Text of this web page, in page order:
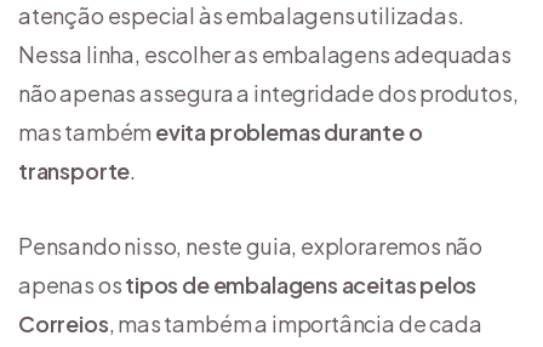
atenção especial às embalagens utilizadas.
Nessa linha, escolher as embalagens adequadas
não apenas assegura a integridade dos produtos,
mas também evita problemas durante o
transporte.
Pensando nisso, neste guia, exploraremos não
apenas ostipos de embalagens aceitas pelos
Correios, mas também a importância de cada